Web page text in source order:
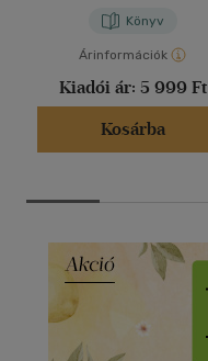
Könyv
Árinformációk
Kiadói ár: 5 999 Ft
Kosárba